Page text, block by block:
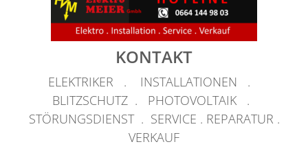
KONTAKT
ELEKTRIKER . INSTALLATIONEN .
BLITZSCHUTZ . PHOTOVOLTAIK .
STÖRUNGSDIENST . SERVICE . REPARATUR .
VERKAUF